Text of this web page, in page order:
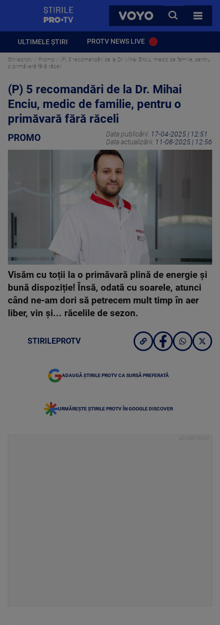
VOYO
CAUTA
TOATE
ULTIMELE ȘTIRI PROTV NEWS LIVE
Stirileprotv Promo
(P) 5 recomandări de la Dr. Mihai Enciu, medic de familie, pentru
o primăvară fără răceli
(P) 5 recomandări de la Dr. Mihai
Enciu, medic de familie, pentru o
primăvară fără răceli
PROMO Data publicării: 17-04-2025 | 12:51
Data actualizării: 11-08-2025 | 12:56
Visăm cu toții la o primăvară plină de energie și
bună dispoziție! Însă, odată cu soarele, atunci
când ne-am dori să petrecem mult timp în aer
liber, vin și... răcelile de sezon.
STIRILEPROTV
ADAUGĂ ȘTIRILE PROTV CA SURSĂ PREFERATĂ
URMĂREȘTE ȘTIRILE PROTV ÎN GOOGLE DISCOVER